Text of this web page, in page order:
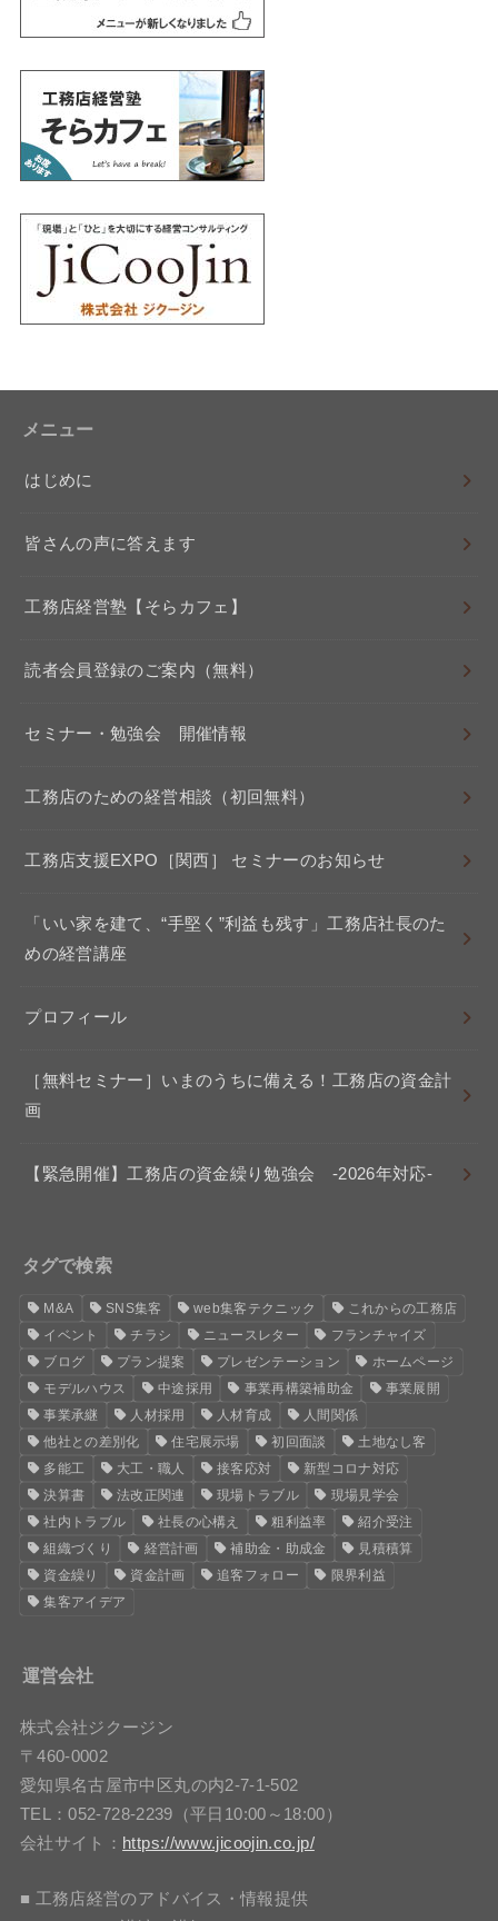
メニュー
はじめに
皆さんの声に答えます
工務店経営塾【そらカフェ】
読者会員登録のご案内（無料）
セミナー・勉強会 開催情報
工務店のための経営相談（初回無料）
工務店支援EXPO［関西］ セミナーのお知らせ
「いい家を建て、“手堅く”利益も残す」工務店社長のた
めの経営講座
プロフィール
［無料セミナー］いまのうちに備える！工務店の資金計
画
【緊急開催】工務店の資金繰り勉強会 -2026年対応-
タグで検索
M&A SNS集客 web集客テクニック
これからの工務店
イベント
チラシ ニュースレター
フランチャイズ
ブログ
プラン提案 プレゼンテーション
ホームページ
モデルハウス
中途採用 事業再構築補助金
事業展開
事業承継
人材採用 人材育成
人間関係
他社との差別化
住宅展示場 初回面談
土地なし客
多能工
大工・職人 接客応対
新型コロナ対応
決算書
法改正関連 現場トラブル
現場見学会
社内トラブル
社長の心構え 粗利益率
紹介受注
組織づくり
経営計画 補助金・助成金
見積積算
資金繰り
資金計画 追客フォロー
限界利益
集客アイデア
運営会社
株式会社ジクージン
〒460-0002
愛知県名古屋市中区丸の内2-7-1-502
TEL：052-728-2239（平日10:00～18:00）
会社サイト： https://www.jicoojin.co.jp/
■ 工務店経営のアドバイス・情報提供